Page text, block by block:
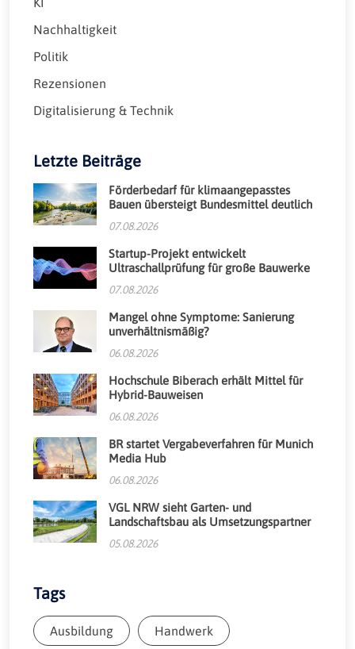
Nachhaltigkeit
Politik
Rezensionen
Digitalisierung & Technik
Letzte Beiträge
Förderbedarf für klimaangepasstes
Bauen übersteigt Bundesmittel deutlich
07.08.2026
Startup-Projekt entwickelt
Ultraschallprüfung für große Bauwerke
07.08.2026
Mangel ohne Symptome: Sanierung
unverhältnismäßig?
06.08.2026
Hochschule Biberach erhält Mittel für
Hybrid-Bauweisen
06.08.2026
BR startet Vergabeverfahren für Munich
Media Hub
06.08.2026
VGL NRW sieht Garten- und
Landschaftsbau als Umsetzungspartner
05.08.2026
Tags
Ausbildung Handwerk